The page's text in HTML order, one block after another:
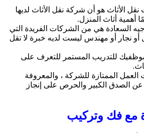
الأثاث هو أن شركة نقل الأثاث لديها
أهمية أثاث المنزل.
السعادة هي من الشركات الفريدة التي
أو نجار أو مهندس ليست لديه خبرة لا تقل
للتدريب المستمر للتعرف على
الممتازة للشركة ، والمعروفة
عن الصدق الكبير والحرص على إنجاز
مع فك وتركيب